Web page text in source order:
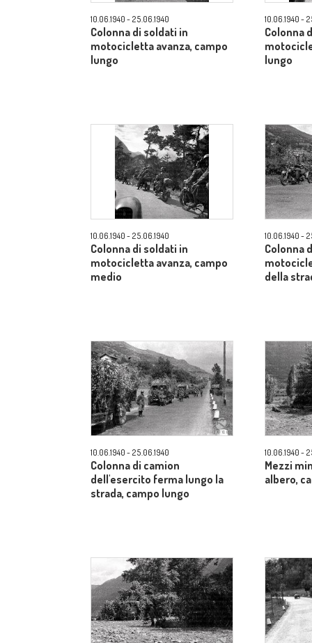
10.06.1940 - 25.06.1940
Colonna di soldati in
motocicletta avanza, campo
lungo
10.06.1940 -
Colonna
lungo
10.06.1940 - 25.06.1940
Colonna di soldati in
motocicletta avanza, campo
medio
10.06.1940 -
Colonna
della
10.06.1940 - 25.06.1940
Colonna di camion
dell'esercito ferma lungo la
strada, campo lungo
10.06.1940 -
Mezzi
albero,